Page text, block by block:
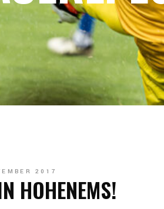
2017
HOHENEMS!